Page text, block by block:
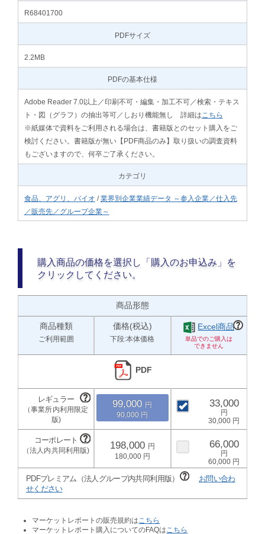
R68401700
PDFサイズ
2.2MB
PDFの基本仕様
Adobe Reader 7.0以上／印刷不可・編集・加工不可／検索・テキス
ト・図（グラフ）の抽出等可／しおり機能無し 詳細は こちら
※紙媒体で資料をご利用される場合は、書籍版とのセット購入をご
検討ください。書籍版が無い【PDF商品のみ】取り扱いの調査資料
もございますので、何卒ご了承ください。
カテゴリ
食品、アグリ、バイオ /業界別企業業績データ ～参入企業／仕入先
／販売先／グループ企業～
購入商品の価格を選択し「購入のお申込み」を
クリックしてください。
商品形態
商品種類
ご利用範囲
価格(税込)
下段:本体価格
Excel商品
PDF
99,000
90,000
33,000
30,000
198,000
180,000
66,000
60,000
PDFプレミアム（法人グループ内共同利用版）
お問い合わ
せください
マーケットレポートの販売規約は こちら
マーケットレポート購入についてのFAQは こちら